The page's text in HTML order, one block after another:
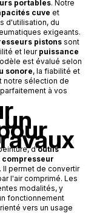
portables. Notre
cuve et
d'utilisation, du
exigeants.
pistons sont
et leur puissance
est évalué selon
sonore, la fiabilité et
notre sélection de
à vos
d'outils
compresseur
Il permet de convertir
l'air comprimé. Les
modalités, y
fonctionnement
vers un usage